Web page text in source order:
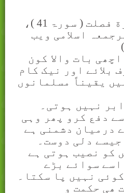
فرمان قرآن : سورة فصلت ( سورۃ 41 )،
اسلامی ويب
بات وا ﻻ کون
بلائے اور نیک کام
یقیناً مسلمانوں
نہیں ہوتی۔
دفع کرو پھر وہی
درمیان دشمنی ہے
دلی دوست۔
کو نصیب ہوتی ہے
سوائے بڑے
نہیں پا سکتا۔
ھی حکمت و